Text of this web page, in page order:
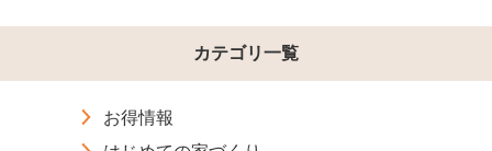
カテゴリ一覧
お得情報